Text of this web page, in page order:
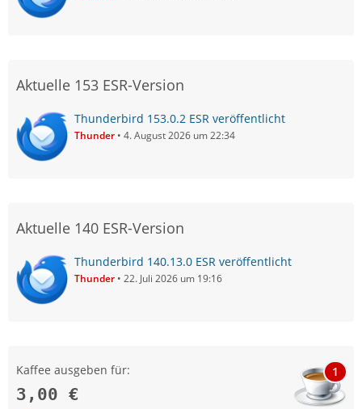
Aktuelle 153 ESR-Version
Thunderbird 153.0.2 ESR veröffentlicht
Thunder 4. August 2026 um 22:34
Aktuelle 140 ESR-Version
Thunderbird 140.13.0 ESR veröffentlicht
Thunder 22. Juli 2026 um 19:16
Kaffee ausgeben für:
3,00 €
1